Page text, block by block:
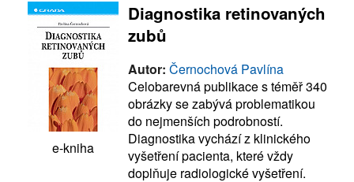
e-kniha
Diagnostika retinovaných
zubů
Autor: Černochová Pavlína
Celobarevná publikace s téměř 340
obrázky se zabývá problematikou
do nejmenších podrobností.
Diagnostika vychází z klinického
vyšetření pacienta, které vždy
doplňuje radiologické vyšetření.